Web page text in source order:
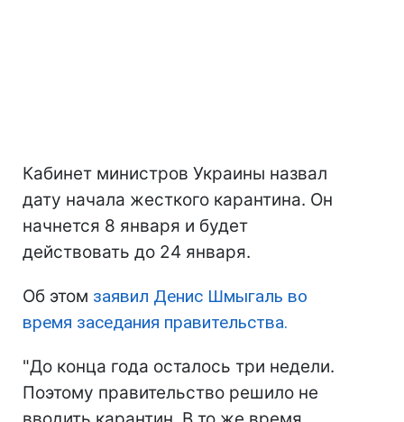
Кабинет министров Украины назвал
дату начала жесткого карантина. Он
начнется 8 января и будет
действовать до 24 января.
Об этом заявил Денис Шмыгаль во
время заседания правительства.
"До конца года осталось три недели.
Поэтому правительство решило не